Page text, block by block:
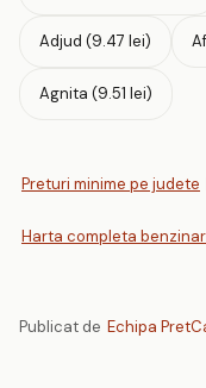
Adjud (9.47 lei)
Agnita (9.51 lei)
Preturi minime pe judete
Harta completa
Publicat de Echipa